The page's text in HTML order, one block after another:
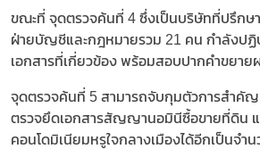
ขณะที่ จุดตรวจค้นที่ 4 ซึ่งเป็นบริษัทที่ปรึก
ฝ่ายบัญชีและกฎหมายรวม 21 คน กำลังปฏิ
เอกสารที่เกี่ยวข้อง พร้อมสอบปากคำขยาย
จุดตรวจค้นที่ 5 สามารถจับกุมตัวการสำคั
ตรวจยึดเอกสารสัญญานอมินีซื้อขายที่ดิน แ
คอนโดมิเนียมหรูใจกลางเมืองได้อีกเป็นจำ